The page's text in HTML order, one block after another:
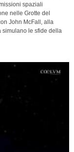
spaziali
nelle Grotte del
John McFall, alla
simulano le sfide della